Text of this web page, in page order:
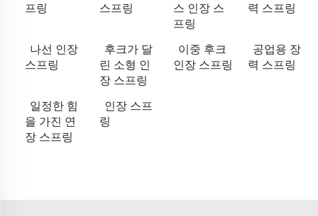
프링
스프링
스 인장 스
프링
력 스프링
나선 인장
스프링
후크가 달
린 소형 인
장 스프링
이중 후크
인장 스프링
공업용 장
력 스프링
일정한 힘
을 가진 연
장 스프링
인장 스프
링